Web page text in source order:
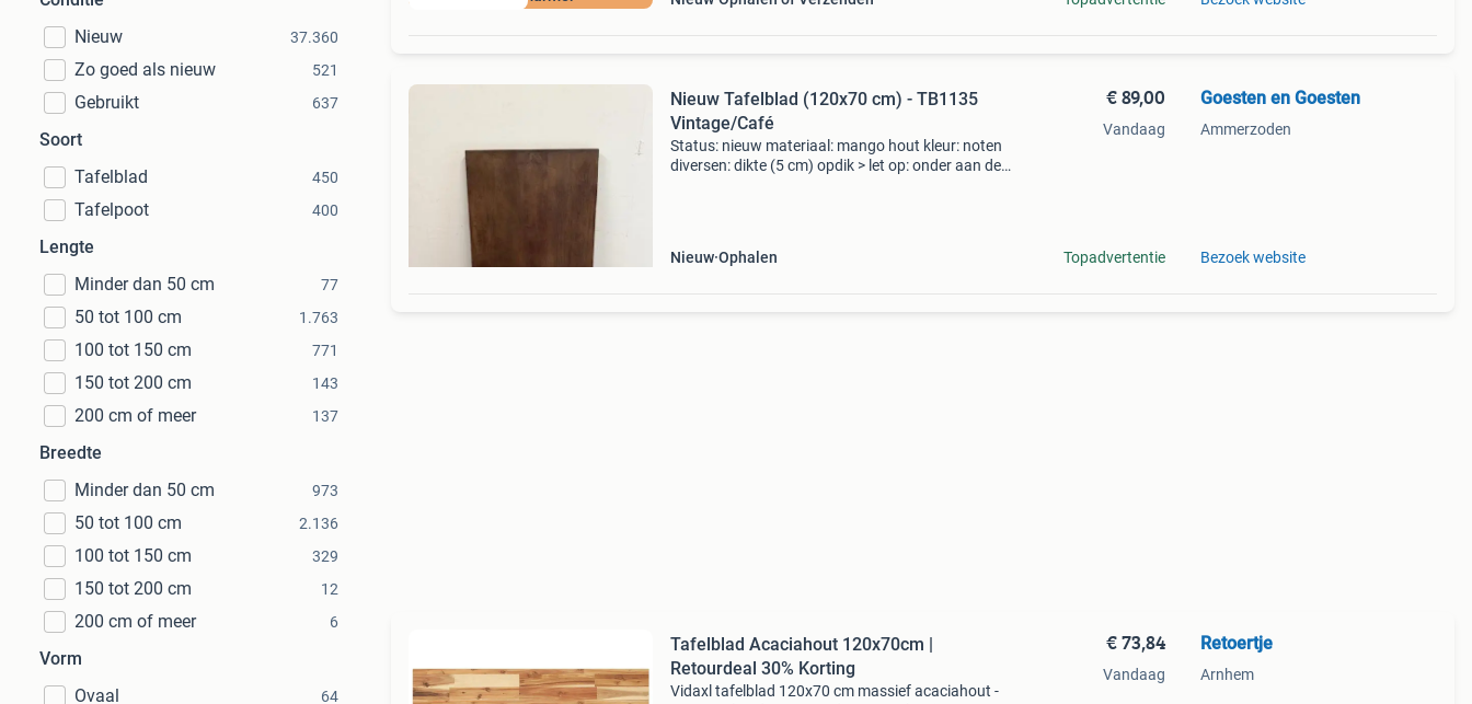
Nieuw
37.360
Zo goed als nieuw 521
Gebruikt 637
Soort
Tafelblad
450
Tafelpoot 400
Lengte
Minder dan 50 cm
77
50 tot 100 cm 1.763
100 tot 150 cm 771
150 tot 200 cm 143
200 cm of meer 137
Breedte
Minder dan 50 cm
973
50 tot 100 cm 2.136
100 tot 150 cm 329
150 tot 200 cm 12
200 cm of meer 6
Vorm
Ovaal
64
Nieuw Tafelblad (120x70 cm) - TB1135
Vintage/Café
Status: nieuw materiaal: mango hout kleur: noten
diversen: dikte (5 cm) opdik > let op: onder aan de
Nieuw Ophalen
€ 89,00
Vandaag
Topadvertentie
Goesten en Goesten
Ammerzoden
Bezoek website
Tafelblad Acaciahout 120x70cm |
Retourdeal 30% Korting
Vidaxl tafelblad 120x70 cm massief acaciahout -
€ 73,84
Vandaag
Retoertje
Arnhem